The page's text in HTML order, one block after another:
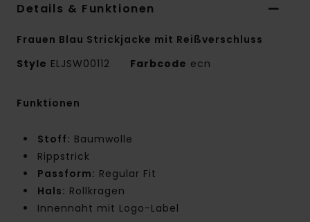
Details & Funktionen
Frauen Blau Strickjacke mit Reißverschluss
Style ELJSW00112 Farbcode ecn
Funktionen
Stoff: Baumwolle
Rippstrick
Passform: Regular Fit
Hals: Rollkragen
Innennaht mit Logo-Label